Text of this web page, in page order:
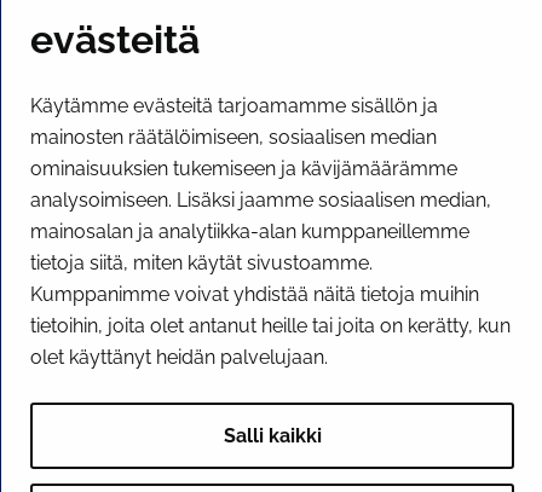
evästeitä
Käytämme evästeitä tarjoamamme sisällön ja
mainosten räätälöimiseen, sosiaalisen median
ominaisuuksien tukemiseen ja kävijämäärämme
analysoimiseen. Lisäksi jaamme sosiaalisen median,
mainosalan ja analytiikka-alan kumppaneillemme
tietoja siitä, miten käytät sivustoamme.
Kumppanimme voivat yhdistää näitä tietoja muihin
tietoihin, joita olet antanut heille tai joita on kerätty, kun
olet käyttänyt heidän palvelujaan.
Salli kaikki
PI­KA­LINK­KE­JÄ
Näytä evästeasetukseni
SOSIAALINEN MEDIA
Facebook InstagramYouTube